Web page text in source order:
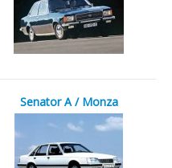
Senator A / Monza